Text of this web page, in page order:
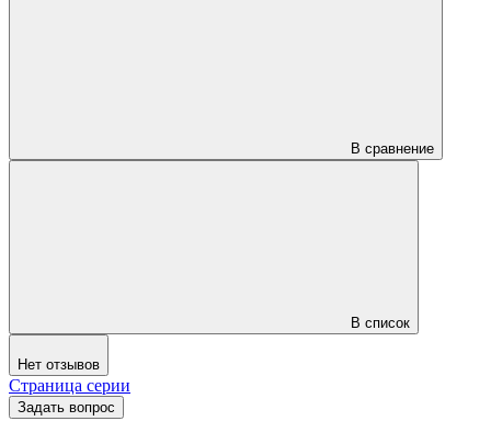
В сравнение
В список
Нет отзывов
Страница серии
Задать вопрос